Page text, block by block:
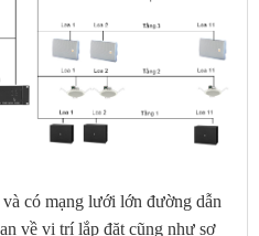
có mạng lưới lớn đường dẫn
về vị trí lắp đặt cũng như sơ